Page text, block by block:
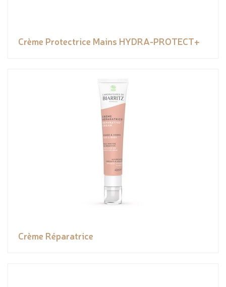
Crème Protectrice Mains HYDRA-PROTECT+
Crème Réparatrice